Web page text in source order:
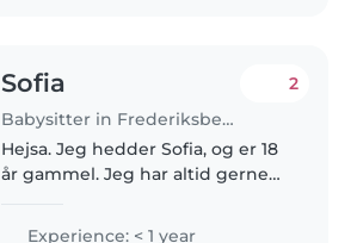
Sofia
Babysitter in Frederiksberg
2
Hejsa. Jeg hedder Sofia, og er 18
år gammel. Jeg har altid gerne
prøver jeg babysitning. Jeg har
Experience: < 1 year